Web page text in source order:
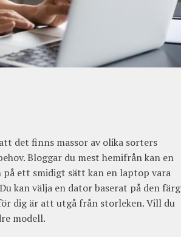
det finns massor av olika sorters
Bloggar du mest hemifrån kan en
på ett smidigt sätt kan en laptop vara
kan välja en dator baserat på den färg
dig är att utgå från storleken. Vill du
modell.